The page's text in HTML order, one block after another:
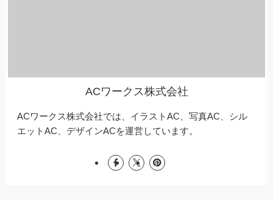
ACワークス株式会社
ACワークス株式会社では、イラストAC、写真AC、シル
エットAC、デザインACを運営しています。